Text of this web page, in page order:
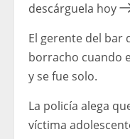
descárguela hoy
El gerente del bar
borracho cuando
y se fue solo.
La policía alega
víctima